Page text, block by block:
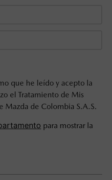
que he leído y acepto la
el Tratamiento de Mis
Mazda de Colombia S.A.S.
para mostrar la